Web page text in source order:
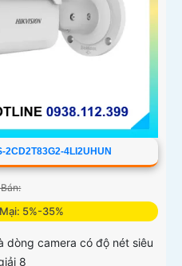
2CD2T83G2-4LI2UHUN
5%-35%
dòng camera có độ nét siêu
8